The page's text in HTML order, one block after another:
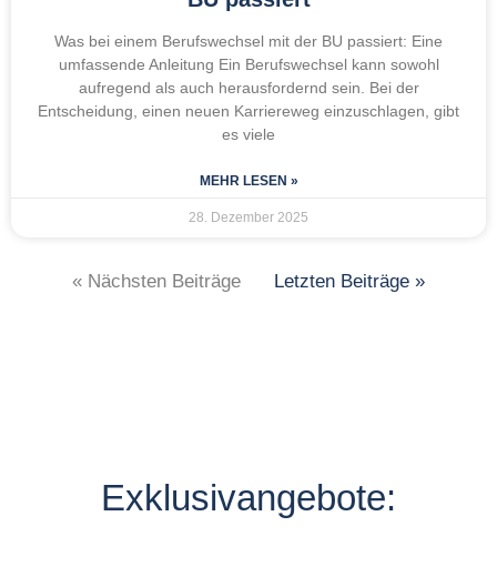
Was bei einem Berufswechsel mit der BU passiert: Eine
umfassende Anleitung Ein Berufswechsel kann sowohl
aufregend als auch herausfordernd sein. Bei der
Entscheidung, einen neuen Karriereweg einzuschlagen, gibt
es viele
MEHR LESEN »
28. Dezember 2025
« Nächsten Beiträge Letzten Beiträge »
Exklusivangebote: